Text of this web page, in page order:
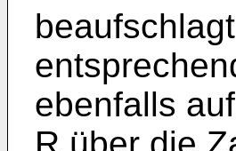
ebenfalls
R über die